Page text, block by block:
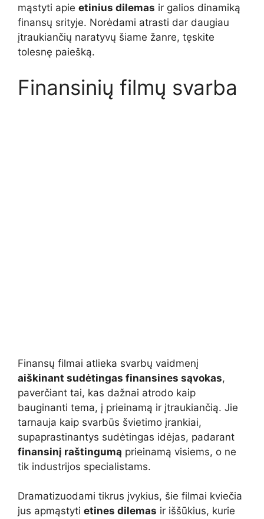
mąstyti apie etinius dilemas ir galios dinamiką
finansų srityje. Norėdami atrasti dar daugiau
įtraukiančių naratyvų šiame žanre, tęskite
tolesnę paiešką.
Finansinių filmų svarba
Finansų filmai atlieka svarbų vaidmenį
aiškinant sudėtingas finansines sąvokas,
paverčiant tai, kas dažnai atrodo kaip
bauginanti tema, į prieinamą ir įtraukiančią. Jie
tarnauja kaip svarbūs švietimo įrankiai,
supaprastinantys sudėtingas idėjas, padarant
finansinį raštingumą prieinamą visiems, o ne
tik industrijos specialistams.
Dramatizuodami tikrus įvykius, šie filmai kviečia
jus apmąstyti etines dilemas ir iššūkius, kurie